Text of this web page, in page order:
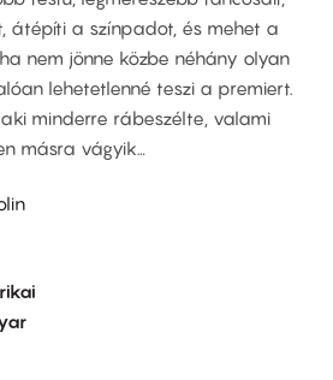
átépíti a színpadot, és mehet a
nem jönne közbe néhány olyan
lehetetlenné teszi a premiert.
minderre rábeszélte, valami
másra vágyik…